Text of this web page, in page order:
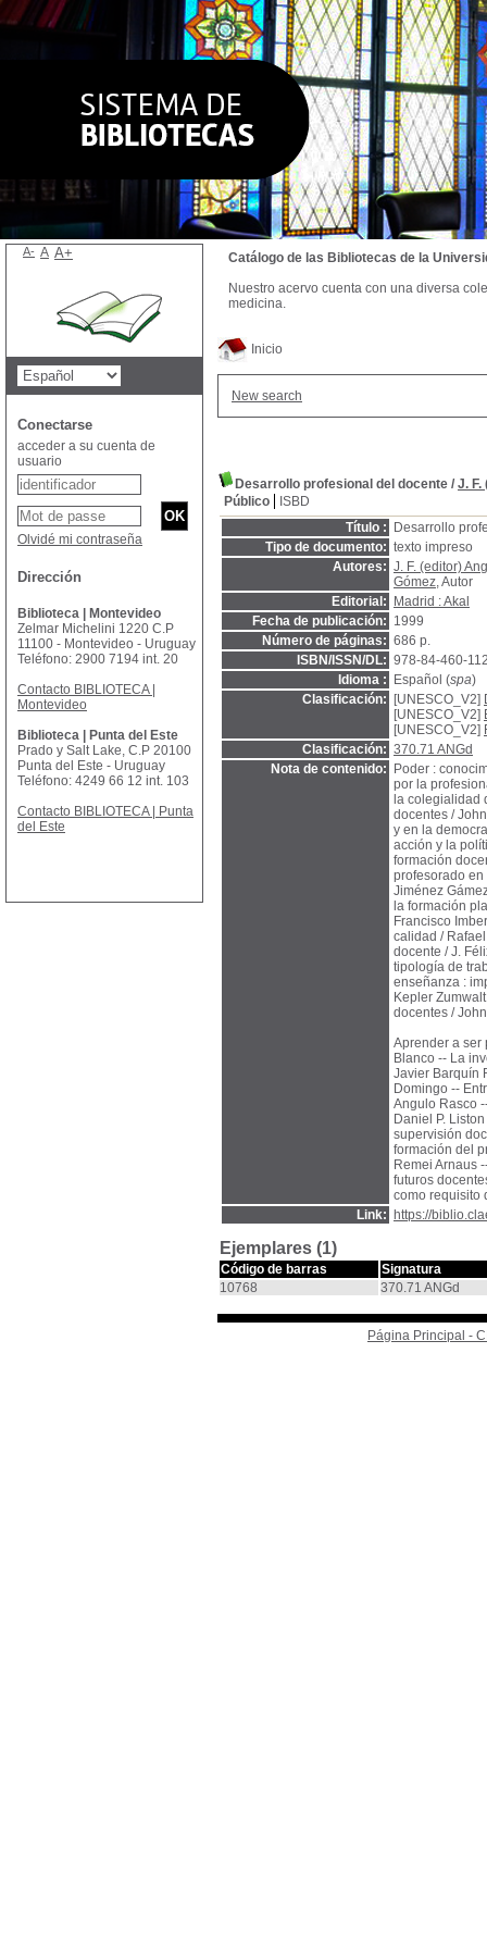
Inicio
New search
Desarrollo profesional del docente / J. F.
Público
ISBD
Título :
Desarrollo
Tipo de documento: texto impreso
Autores: J. F. (editor)
Gómez, Autor
Editorial:
Madrid : Akal
Fecha de publicación: 1999
Número de páginas: 686 p.
ISBN/ISSN/DL: 978-84-460-
Idioma :
Español (spa)
Clasificación:
[UNESCO_V2]
[UNESCO_V2]
[UNESCO_V2]
Clasificación: 370.71 ANGd
Nota de contenido:
Poder :
por la
la colegialidad
docentes /
y en la
acción y la
formación
profesorado
Jiménez
la formación
Francisco
calidad /
docente / J.
tipología de
enseñanza :
Kepler
docentes /
Aprender a ser
Blanco -- La
Javier Barquín
Domingo --
Angulo Rasco
Daniel P.
supervisión
formación del
Remei Arnaus
futuros
como requisito
Link:
https://
Ejemplares (1)
Código de barras
Signatura
10768
370.71 ANGd
Página Principal -
Catálogo de las Bibliotecas de la
Nuestro acervo cuenta con una diversa
medicina.
A- A A+
Conectarse
acceder a su cuenta de
usuario
Olvidé mi contraseña
Dirección
Biblioteca | Montevideo
Zelmar Michelini 1220 C.P
11100 - Montevideo - Uruguay
Teléfono: 2900 7194 int. 20
Contacto BIBLIOTECA |
Montevideo
Biblioteca | Punta del Este
Prado y Salt Lake, C.P 20100
Punta del Este - Uruguay
Teléfono: 4249 66 12 int. 103
Contacto BIBLIOTECA | Punta
del Este